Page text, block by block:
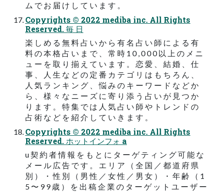
ム で お 届 け し て い ま す 。
Copyrights © 2022 mediba inc. All Rights
Reserved. 毎 日
楽 し め る 無 料 占 い か ら 有 名 占 い 師 に よ る 有
料 の 本 格 占 い ま で 、 常 時 1 0 , 0 0 0 以 上 の メ ニ
ュ ー を 取 り 揃 え て い ま す 。 恋 愛 、 結 婚 、 仕
事 、 人 生 な ど の 定 番 カ テ ゴ リ は も ち ろ ん 、
人 気 ラ ン キ ン グ 、 悩 み の キ ー ワ ー ド な ど か
ら 、 様 々 な ニ ー ズ に 寄 り 添 う 占 い が 見 つ か
り ま す 。 特 集 で は 人 気 占 い 師 や ト レ ン ド の
占 術 な ど を 紹 介 し て い き ま す 。
Copyrights © 2022 mediba inc. All Rights
Reserved. ホットインフォ a
u 契 約 者 情 報 を も と に タ ー ゲ テ ィ ン グ 可 能 な
メ ー ル 広 告 で す 。 エ リ ア （ 全 国 ／ 都 道 府 県
別 ） ・ 性 別 （ 男 性 ／ 女 性 ／ 男 女 ） ・ 年 齢 （ 1
5 〜 9 9 歳 ） を 出 稿 企 業 の タ ー ゲ ッ ト ユ ー ザ ー